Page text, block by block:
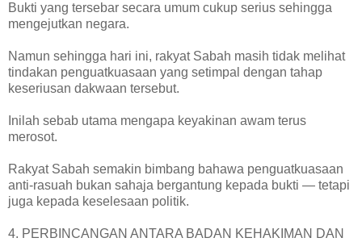
Bukti yang tersebar secara umum cukup serius sehingga
mengejutkan negara.
Namun sehingga hari ini, rakyat Sabah masih tidak melihat
tindakan penguatkuasaan yang setimpal dengan tahap
keseriusan dakwaan tersebut.
Inilah sebab utama mengapa keyakinan awam terus
merosot.
Rakyat Sabah semakin bimbang bahawa penguatkuasaan
anti-rasuah bukan sahaja bergantung kepada bukti — tetapi
juga kepada keselesaan politik.
4. PERBINCANGAN ANTARA BADAN KEHAKIMAN DAN